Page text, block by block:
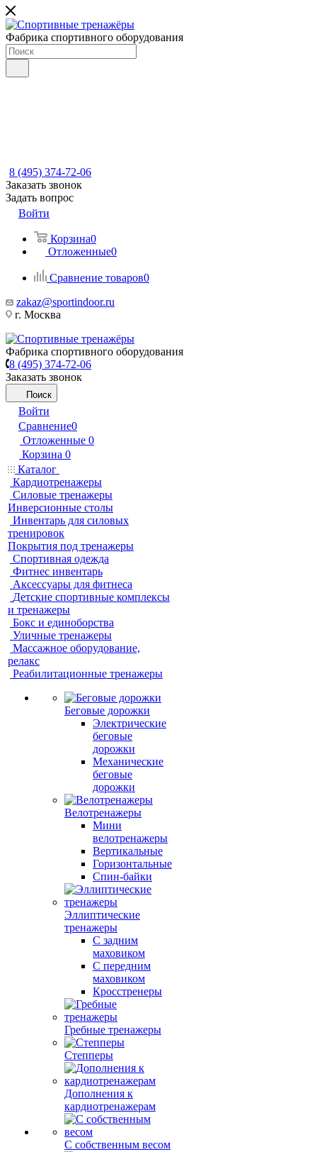
Фабрика спортивного оборудования
8 (495) 374-72-06
Заказать звонок
Задать вопрос
Войти
Корзина0
Отложенные0
Сравнение товаров0
zakaz@sportindoor.ru
г. Москва
Фабрика спортивного оборудования
8 (495) 374-72-06
Заказать звонок
Поиск
Войти
Сравнение0
Отложенные 0
Корзина 0
Каталог
Кардиотренажеры
Силовые тренажеры
Инверсионные столы
Инвентарь для силовых
тренировок
Покрытия под тренажеры
Спортивная одежда
Фитнес инвентарь
Аксессуары для фитнеса
Детские спортивные комплексы
и тренажеры
Бокс и единоборства
Уличные тренажеры
Массажное оборудование,
релакс
Реабилитационные тренажеры
Беговые дорожки
Электрические
беговые
дорожки
Механические
беговые
дорожки
Велотренажеры
Мини
велотренажеры
Вертикальные
Горизонтальные
Спин-байки
Эллиптические
тренажеры
С задним
маховиком
С передним
маховиком
Кросстренеры
Гребные тренажеры
Степперы
Дополнения к
кардиотренажерам
С собственным весом